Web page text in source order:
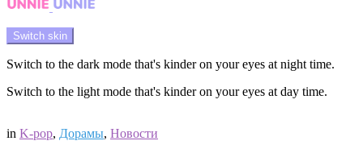
Switch skin
Switch to the dark mode that's kinder on your eyes at night time.
Switch to the light mode that's kinder on your eyes at day time.
in K-pop, Дорамы, Новости